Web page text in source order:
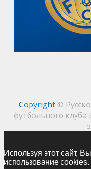
Copyright ©
футбольного клуба
Используя этот сайт,
использование